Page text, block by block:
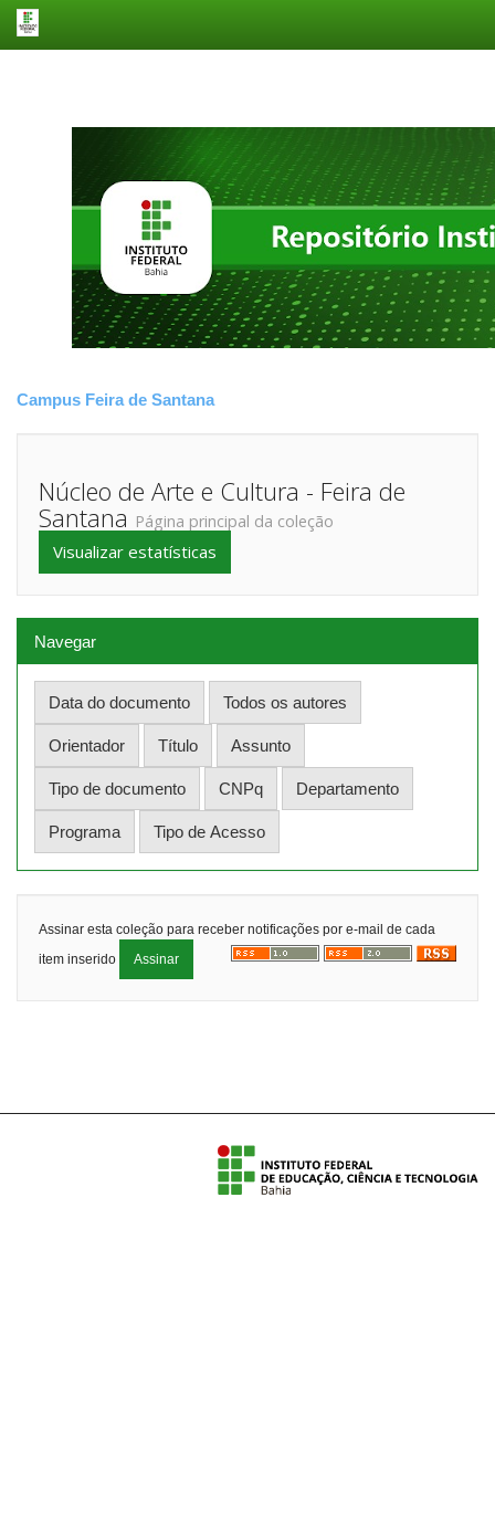
Campus Feira de Santana
Núcleo de Arte e Cultura - Feira de
Santana Página principal da coleção
Visualizar estatísticas
Navegar
Assinar esta coleção para receber notificações por e-mail de cada
item inserido